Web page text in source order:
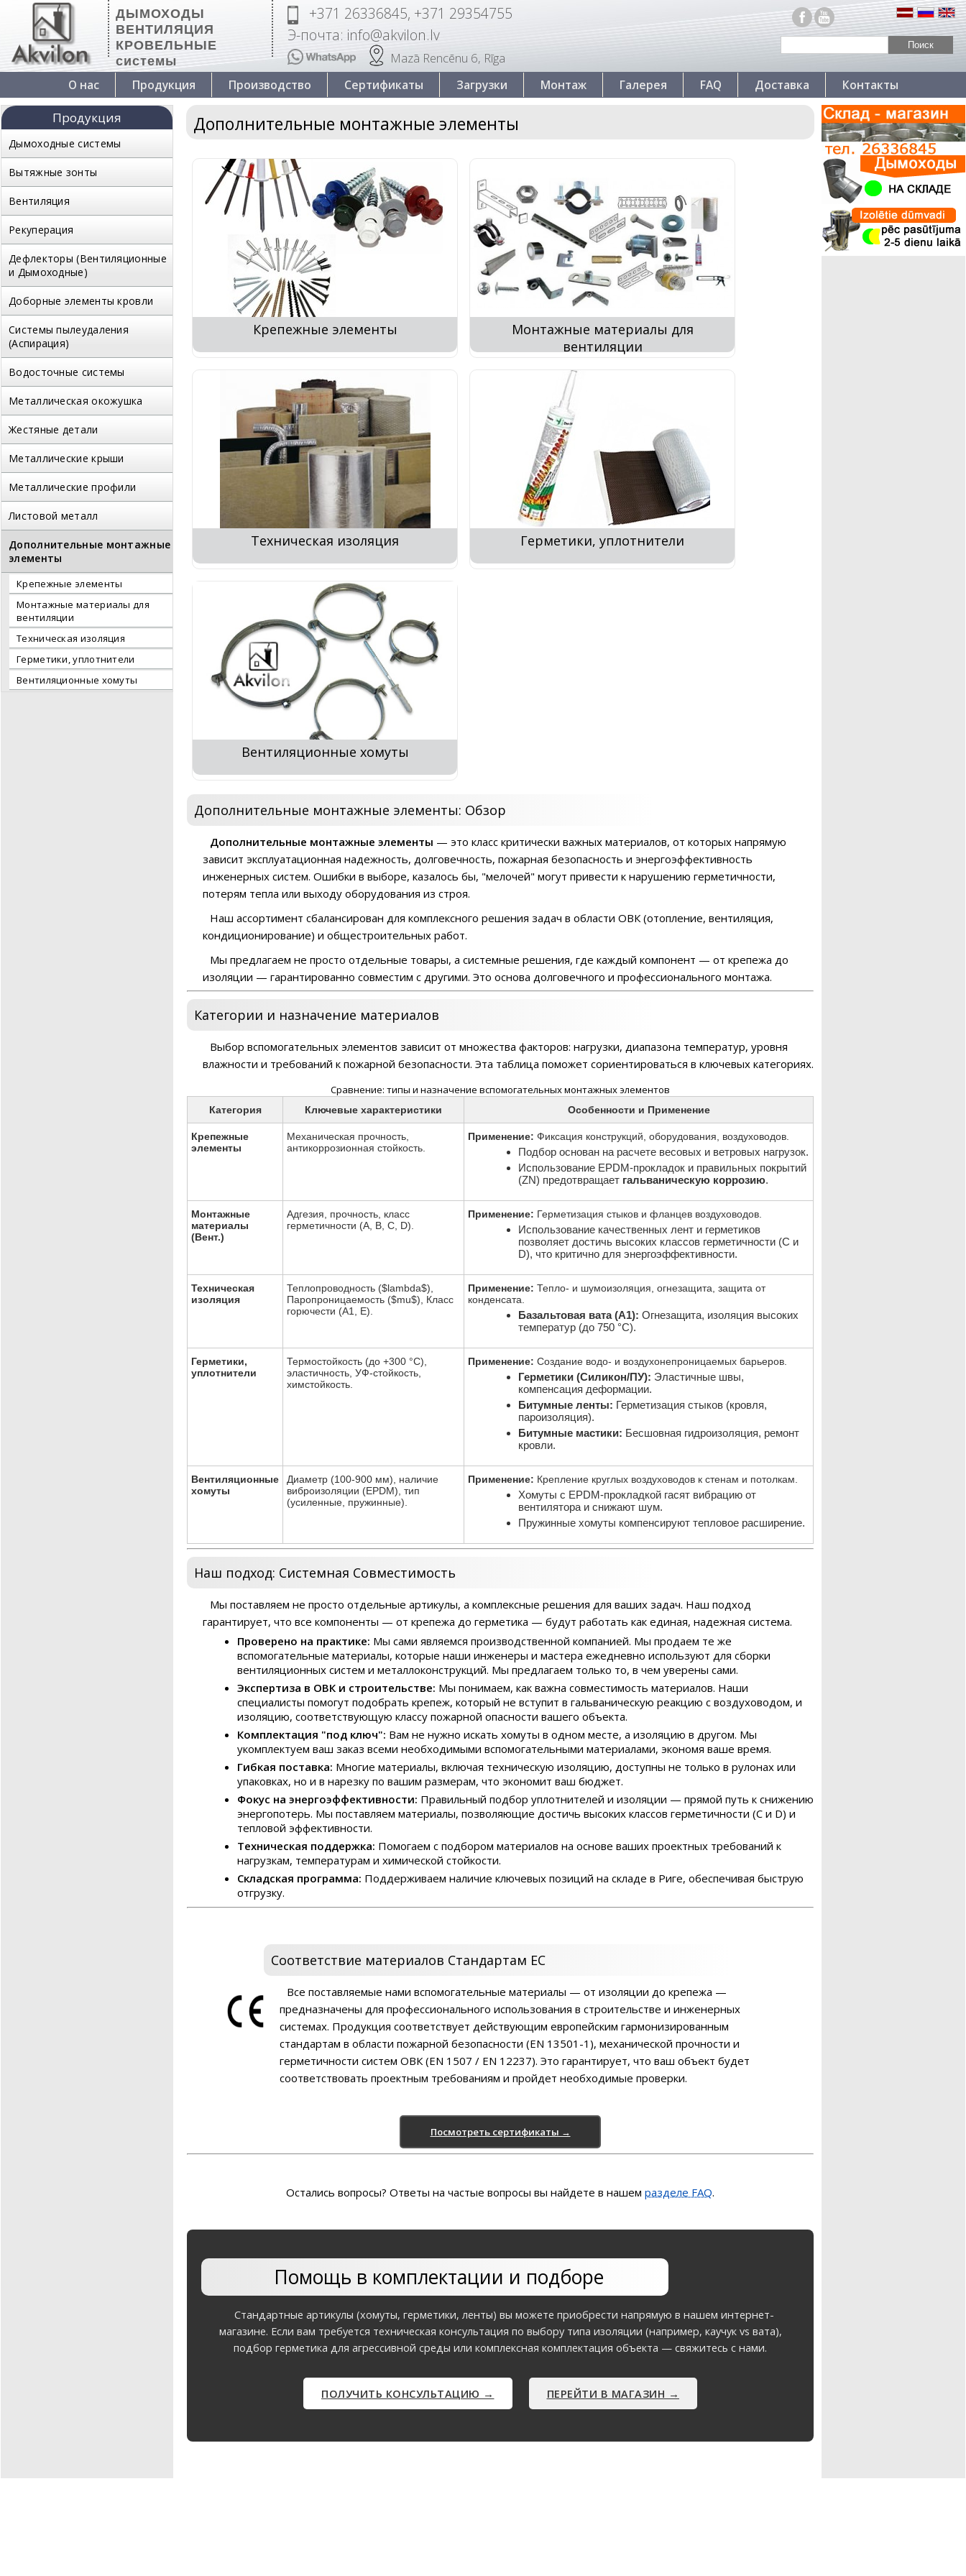
ДЫМОХОДЫ
ВЕНТИЛЯЦИЯ
КРОВЕЛЬНЫЕ
системы
+371 26336845, +371 29354755
Э-почта: info@akvilon.lv
Mazā Rencēnu 6, Rīga
Контакты
Доставка
FAQ
Галерея
Монтаж
Загрузки
Сертификаты
Производство
Продукция
О нас
Продукция
Дымоходные системы
Вытяжные зонты
Вентиляция
Рекуперация
Дефлекторы (Вентиляционные
и Дымоходные)
Доборные элементы кровли
Системы пылеудаления
(Аспирация)
Водосточные системы
Металлическая окожушка
Жестяные детали
Металлические крыши
Металлические профили
Листовой металл
Дополнительные монтажные
элементы
Крепежные элементы
Монтажные материалы для
вентиляции
Техническая изоляция
Герметики, уплотнители
Вентиляционные хомуты
Дополнительные монтажные элементы
Крепежные элементы
Монтажные материалы для
вентиляции
Техническая изоляция Герметики, уплотнители
Вентиляционные хомуты
Дополнительные монтажные элементы: Обзор
Дополнительные монтажные элементы — это класс критически важных материалов, от которых напрямую
зависит эксплуатационная надежность, долговечность, пожарная безопасность и энергоэффективность
инженерных систем. Ошибки в выборе, казалось бы, "мелочей" могут привести к нарушению герметичности,
потерям тепла или выходу оборудования из строя.
Наш ассортимент сбалансирован для комплексного решения задач в области ОВК (отопление, вентиляция,
кондиционирование) и общестроительных работ.
Мы предлагаем не просто отдельные товары, а системные решения, где каждый компонент — от крепежа до
изоляции — гарантированно совместим с другими. Это основа долговечного и профессионального монтажа.
Категории и назначение материалов
Выбор вспомогательных элементов зависит от множества факторов: нагрузки, диапазона температур, уровня
влажности и требований к пожарной безопасности. Эта таблица поможет сориентироваться в ключевых категориях.
Сравнение: типы и назначение вспомогательных монтажных элементов
Категория Ключевые характеристики Особенности и Применение
Крепежные
элементы
Механическая прочность,
антикоррозионная стойкость.
Применение: Фиксация конструкций, оборудования, воздуховодов.
Подбор основан на расчете весовых и ветровых нагрузок.
Использование EPDM-прокладок и правильных покрытий
(ZN) предотвращает гальваническую коррозию.
Монтажные
материалы
(Вент.)
Адгезия, прочность, класс
герметичности (A, B, C, D).
Применение: Герметизация стыков и фланцев воздуховодов.
Использование качественных лент и герметиков
позволяет достичь высоких классов герметичности (C и
D), что критично для энергоэффективности.
Техническая
изоляция
Теплопроводность ($lambda$),
Паропроницаемость ($mu$), Класс
горючести (A1, E).
Применение: Тепло- и шумоизоляция, огнезащита, защита от
конденсата.
Базальтовая вата (A1): Огнезащита, изоляция высоких
температур (до 750 °С).
Герметики,
уплотнители
Термостойкость (до +300 °С),
эластичность, УФ-стойкость,
химстойкость.
Применение: Создание водо- и воздухонепроницаемых барьеров.
Герметики (Силикон/ПУ): Эластичные швы,
компенсация деформации.
Битумные ленты: Герметизация стыков (кровля,
пароизоляция).
Битумные мастики: Бесшовная гидроизоляция, ремонт
кровли.
Вентиляционные
хомуты
Диаметр (100-900 мм), наличие
виброизоляции (EPDM), тип
(усиленные, пружинные).
Применение: Крепление круглых воздуховодов к стенам и потолкам.
Хомуты с EPDM-прокладкой гасят вибрацию от
вентилятора и снижают шум.
Пружинные хомуты компенсируют тепловое расширение.
Наш подход: Системная Совместимость
Мы поставляем не просто отдельные артикулы, а комплексные решения для ваших задач. Наш подход
гарантирует, что все компоненты — от крепежа до герметика — будут работать как единая, надежная система.
Проверено на практике: Мы сами являемся производственной компанией. Мы продаем те же
вспомогательные материалы, которые наши инженеры и мастера ежедневно используют для сборки
вентиляционных систем и металлоконструкций. Мы предлагаем только то, в чем уверены сами.
Экспертиза в ОВК и строительстве: Мы понимаем, как важна совместимость материалов. Наши
специалисты помогут подобрать крепеж, который не вступит в гальваническую реакцию с воздуховодом, и
изоляцию, соответствующую классу пожарной опасности вашего объекта.
Комплектация "под ключ": Вам не нужно искать хомуты в одном месте, а изоляцию в другом. Мы
укомплектуем ваш заказ всеми необходимыми вспомогательными материалами, экономя ваше время.
Гибкая поставка: Многие материалы, включая техническую изоляцию, доступны не только в рулонах или
упаковках, но и в нарезку по вашим размерам, что экономит ваш бюджет.
Фокус на энергоэффективности: Правильный подбор уплотнителей и изоляции — прямой путь к снижению
энергопотерь. Мы поставляем материалы, позволяющие достичь высоких классов герметичности (C и D) и
тепловой эффективности.
Техническая поддержка: Помогаем с подбором материалов на основе ваших проектных требований к
нагрузкам, температурам и химической стойкости.
Складская программа: Поддерживаем наличие ключевых позиций на складе в Риге, обеспечивая быструю
отгрузку.
Соответствие материалов Стандартам ЕС
Все поставляемые нами вспомогательные материалы — от изоляции до крепежа —
предназначены для профессионального использования в строительстве и инженерных
системах. Продукция соответствует действующим европейским гармонизированным
стандартам в области пожарной безопасности (EN 13501-1), механической прочности и
герметичности систем ОВК (EN 1507 / EN 12237). Это гарантирует, что ваш объект будет
соответствовать проектным требованиям и пройдет необходимые проверки.
Посмотреть сертификаты →
Остались вопросы? Ответы на частые вопросы вы найдете в нашем разделе FAQ.
Помощь в комплектации и подборе
Стандартные артикулы (хомуты, герметики, ленты) вы можете приобрести напрямую в нашем интернет-
магазине. Если вам требуется техническая консультация по выбору типа изоляции (например, каучук vs вата),
подбор герметика для агрессивной среды или комплексная комплектация объекта — свяжитесь с нами.
ПОЛУЧИТЬ КОНСУЛЬТАЦИЮ → ПЕРЕЙТИ В МАГАЗИН →